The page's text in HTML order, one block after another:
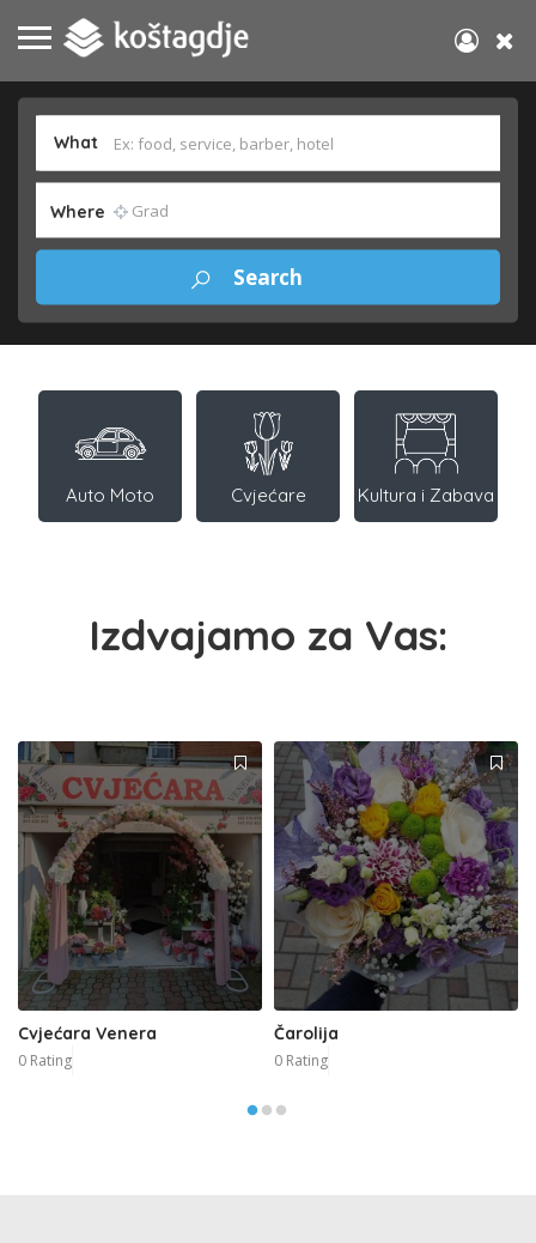
What
Where
Auto Moto Cvjećare Kultura i Zabava
Izdvajamo za Vas:
Cvjećara Venera
0 Rating
Čarolija
0 Rating